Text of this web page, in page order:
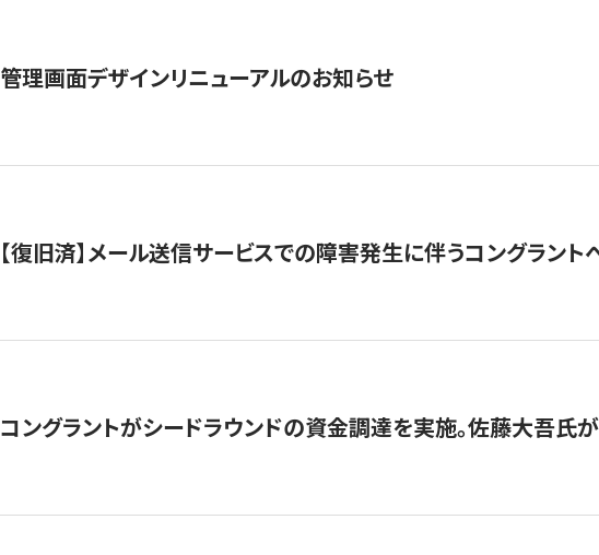
管理画面デザインリニューアルのお知らせ
【復旧済】メール送信サービスでの障害発生に伴うコングラン
コングラントがシードラウンドの資金調達を実施。佐藤大吾氏